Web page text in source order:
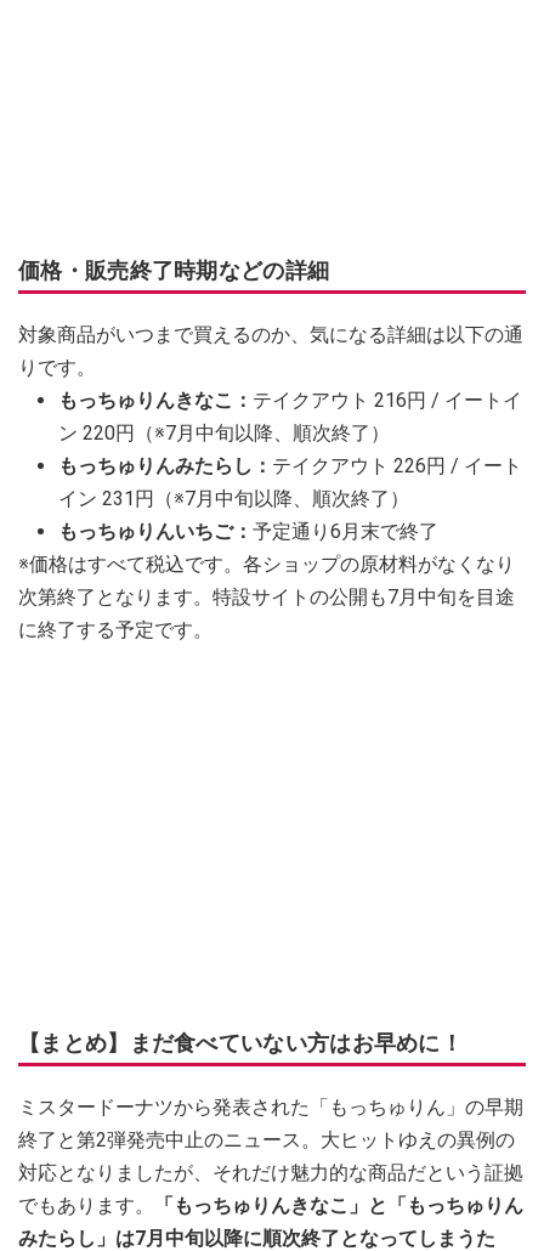
価格・販売終了時期などの詳細
対象商品がいつまで買えるのか、気になる詳細は以下の通
りです。
もっちゅりんきなこ： テイクアウト 216円 / イートイ
ン 220円（※7月中旬以降、順次終了）
もっちゅりんみたらし： テイクアウト 226円 / イート
イン 231円（※7月中旬以降、順次終了）
もっちゅりんいちご： 予定通り6月末で終了
※価格はすべて税込です。各ショップの原材料がなくなり
次第終了となります。特設サイトの公開も7月中旬を目途
に終了する予定です。
【まとめ】まだ食べていない方はお早めに！
ミスタードーナツから発表された「もっちゅりん」の早期
終了と第2弾発売中止のニュース。大ヒットゆえの異例の
対応となりましたが、それだけ魅力的な商品だという証拠
でもあります。
「もっちゅりんきなこ」と「もっちゅりん
みたらし」は7月中旬以降に順次終了となってしまうた